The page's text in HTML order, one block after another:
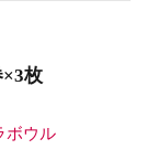
枚
ボウル